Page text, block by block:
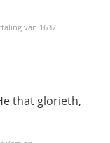
van 1637
that glorieth,